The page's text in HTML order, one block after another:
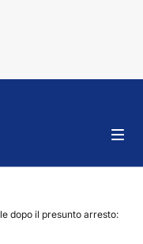
dopo il presunto arresto: